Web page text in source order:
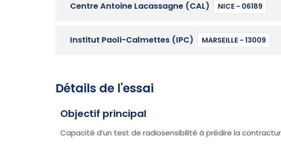
Centre Antoine Lacassagne (CAL) NICE - 06189
Institut Paoli-Calmettes (IPC) MARSEILLE - 13009
Détails de l'essai
Objectif principal
Capacité d’un test de radiosensibilité à prédire la